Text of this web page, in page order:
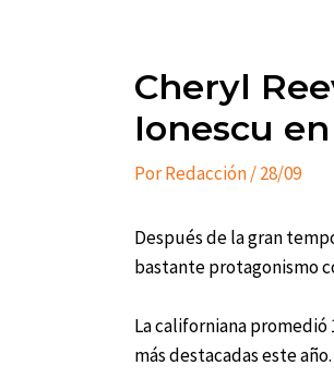
Cheryl
Ionescu
PorRedacción/28/09
Después de la gran
bastante protagonismo
La californiana promedió
más destacadas este